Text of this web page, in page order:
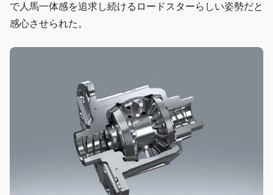
で人馬一体感を追求し続けるロードスターらしい姿勢だと
感心させられた。